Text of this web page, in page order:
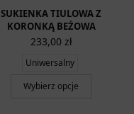
SUKIENKA TIULOWA Z
KORONKĄ BEŻOWA
233,00 zł
Uniwersalny
Wybierz opcje